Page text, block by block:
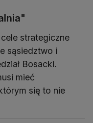
strategiczne
sąsiedztwo i
Bosacki.
mieć
się to nie